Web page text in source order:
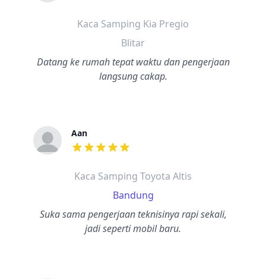
Kaca Samping Kia Pregio
Blitar
Datang ke rumah tepat waktu dan pengerjaan
langsung cakap.
Aan
dari ulasan adalah bintang lima
Kaca Samping Toyota Altis
Bandung
Suka sama pengerjaan teknisinya rapi sekali,
jadi seperti mobil baru.